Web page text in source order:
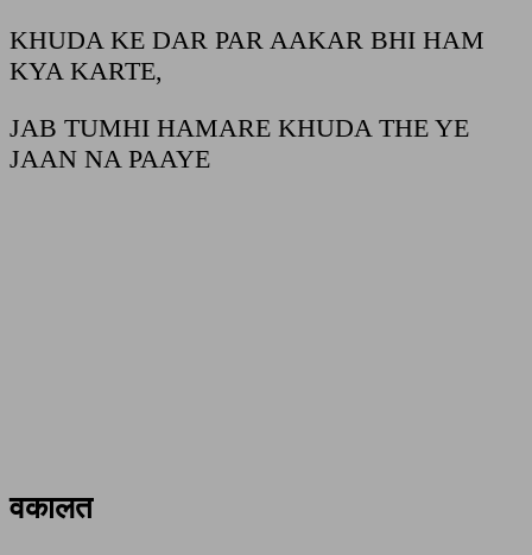
KHUDA KE DAR PAR AAKAR BHI HAM
KYA KARTE,
JAB TUMHI HAMARE KHUDA THE YE
JAAN NA PAAYE
वकालत